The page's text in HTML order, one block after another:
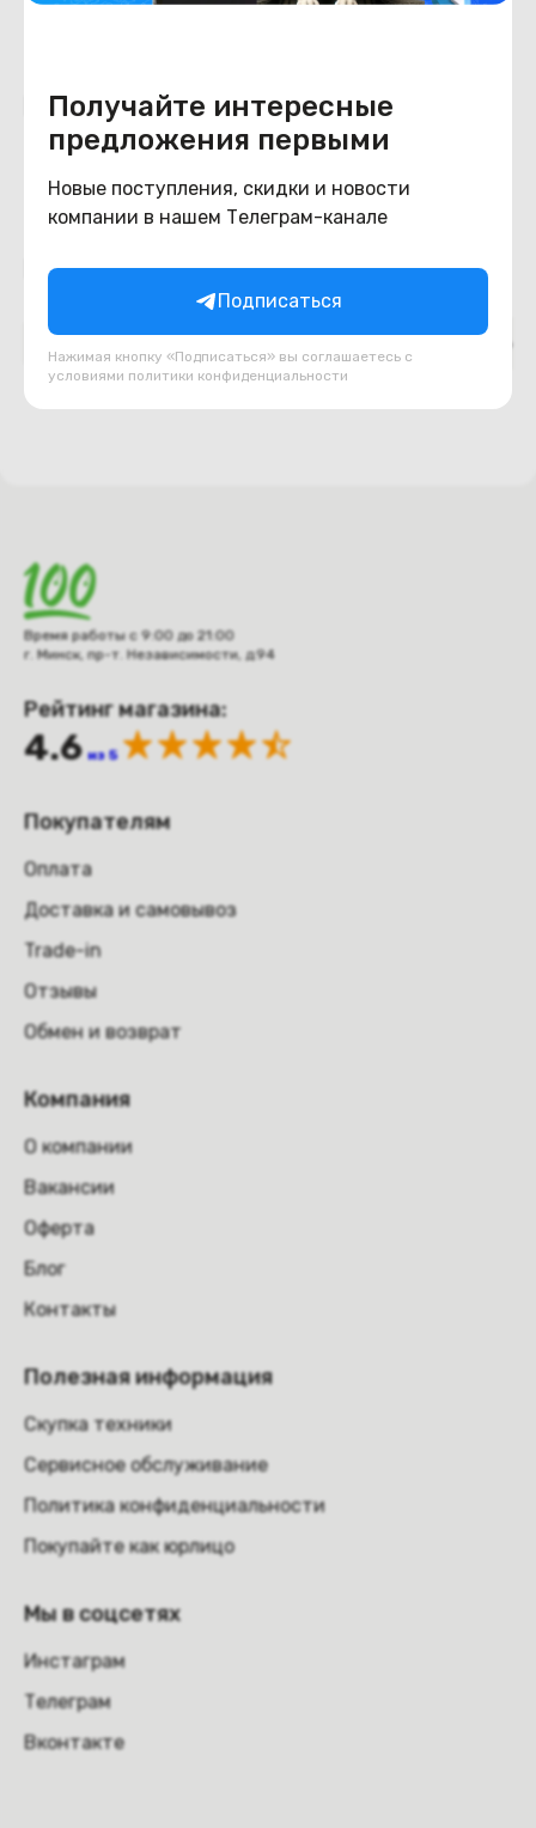
Получайте интересные
предложения первыми
Новые поступления, скидки и новости
компании в нашем Телеграм-канале
Подписаться
Нажимая кнопку «Подписаться» вы соглашаетесь с
условиями политики конфиденциальности
Похожие товары
Подборки товаров в категории
Время работы с 9:00 до 21:00
г. Минск, пр-т. Независимости, д.94
Рейтинг магазина:
4.6 из 5
Покупателям
Оплата
Доставка и самовывоз
Trade-in
Отзывы
Обмен и возврат
Компания
О компании
Вакансии
Оферта
Блог
Контакты
Полезная информация
Скупка техники
Сервисное обслуживание
Политика конфиденциальности
Покупайте как юрлицо
Мы в соцсетях
Инстаграм
Телеграм
Вконтакте